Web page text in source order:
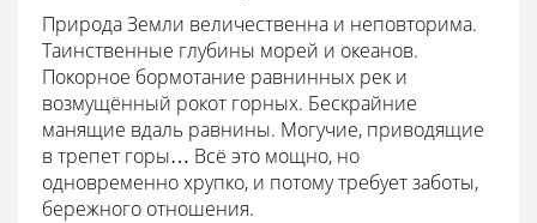
Природа Земли величественна и неповторима.
Таинственные глубины морей и океанов.
Покорное бормотание равнинных рек и
возмущённый рокот горных. Бескрайние
манящие вдаль равнины. Могучие, приводящие
в трепет горы… Всё это мощно, но
одновременно хрупко, и потому требует заботы,
бережного отношения.